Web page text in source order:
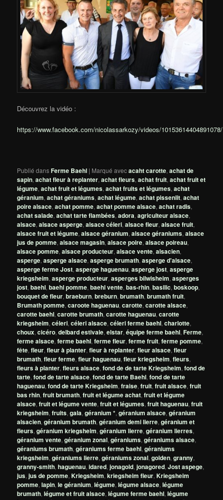
Découvrez la vidéo :
https://www.facebook.com/nicolassarkozy/videos/10153614404891078/
Publié dansFerme Baehl | Marqué avecacaht carotte,achat de
sapin,achat fleur à replanter,achat fleurs,achat fruit,achat fruit et
légume,achat fruit et légumes,achat fruits et légumes,achat
géranium,achat géraniums,achat légume,achat pissenlit,achat
poire alsace,achat pomme,achat pomme alsace,achat radis,
achat salade,achat tarte flambées,adora,agriculteur alsace,
alsace,alsace asperge,alsace céleri,alsace fleur,alsace fruit,
alsace fruit et légume,alsace géranium,alsace géraniums,alsace
jus de pomme,alsace magasin,alsace poire,alsace poireau,
alsace pomme,alsace producteur,alsace vente,alsacien,
asperge,asperge alsace,asperge brumath,asperge d'alsace,
asperge ferme Jost,asperge haguenau,asperge jost,asperge
kriegsheim,asperge producteur,asperges bilwisheim,asperges
jost,baehl,baehl pomme,baehl vente,bas-rhin,basilic,boskoop,
bouquet de fleur,braeburn,breburn,brumath,brumath fruit,
Brumath pomme,caroote haguenau,carotte,carotte alsace,
carotte baehl,carotte brumath,carotte haguenau,carotte
kriegsheim,céleri,céleri alsace,céleri ferme baehl,charlotte,
choux,cicéro,delbard estivale,elstar,équipe ferme baehl,Ferme,
ferme alsace,ferme baehl,ferme fleur,ferme fruit,ferme pomme,
fête,fleur,fleur à planter,fleur à replanter,fleur alsace,fleur
brumath,fleur ferme,fleur haguenau,fleur kriegsheim,fleurs,
fleurs à planter,fleurs alsace,fond de de tarte Kriegsheim,fond de
tarte,fond de tarte alsace,fond de tarte Baehl,fond de tarte
haguenau,fond de tarte Kriegsheim,fraise,fruit,fruit alsace,fruit
bas rhin,fruit brumath,fruit et légume achat,fruit et légume
alsace,fruit et légume vente,fruit et légumes,fruit haguenau,fruit
kriegsheim,fruits,gala,géranium *,géranium alsace,géranium
alsacien,géranium brumath,géranium demi lierre,géranium et
fleurs,géranium kriegsheim,géranium lierre,géranium lierres,
géranium vente,géranium zonal,géraniums,géraniums alsace,
géraniums brumath,géraniums ferme baehl,géraniums
kriegsheim,géraniums lierre,géraniums zonal,golden,granny,
granny-smith,haguenau,idared,jonagold,jonagored,Jost aspege,
jus,jus de pomme,Kriegsheim,kriegsheim fleur,Kriegsheim
pomme,lapin,le géranium,légume,légume alsace,légume
brumath,légume et fruit alsace,légume ferme baehl,légume